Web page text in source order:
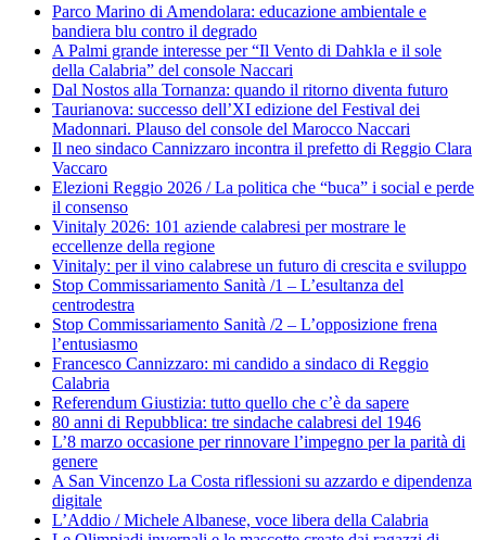
Parco Marino di Amendolara: educazione ambientale e
bandiera blu contro il degrado
A Palmi grande interesse per “Il Vento di Dahkla e il sole
della Calabria” del console Naccari
Dal Nostos alla Tornanza: quando il ritorno diventa futuro
Taurianova: successo dell’XI edizione del Festival dei
Madonnari. Plauso del console del Marocco Naccari
Il neo sindaco Cannizzaro incontra il prefetto di Reggio Clara
Vaccaro
Elezioni Reggio 2026 / La politica che “buca” i social e perde
il consenso
Vinitaly 2026: 101 aziende calabresi per mostrare le
eccellenze della regione
Vinitaly: per il vino calabrese un futuro di crescita e sviluppo
Stop Commissariamento Sanità /1 – L’esultanza del
centrodestra
Stop Commissariamento Sanità /2 – L’opposizione frena
l’entusiasmo
Francesco Cannizzaro: mi candido a sindaco di Reggio
Calabria
Referendum Giustizia: tutto quello che c’è da sapere
80 anni di Repubblica: tre sindache calabresi del 1946
L’8 marzo occasione per rinnovare l’impegno per la parità di
genere
A San Vincenzo La Costa riflessioni su azzardo e dipendenza
digitale
L’Addio / Michele Albanese, voce libera della Calabria